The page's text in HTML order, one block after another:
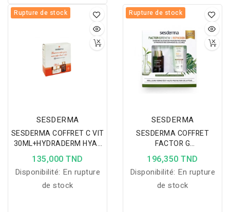
Rupture de stock
SESDERMA
SESDERMA COFFRET C VIT
30ML+HYDRADERM HYAL
GRATUIT
135,000 TND
Disponibilité: En rupture
de stock
Rupture de stock
SESDERMA
SESDERMA COFFRET
FACTOR G
SERUM+REPASKIN ECRAN
SOLAIRE SPF50-50%
196,350 TND
Disponibilité: En rupture
de stock